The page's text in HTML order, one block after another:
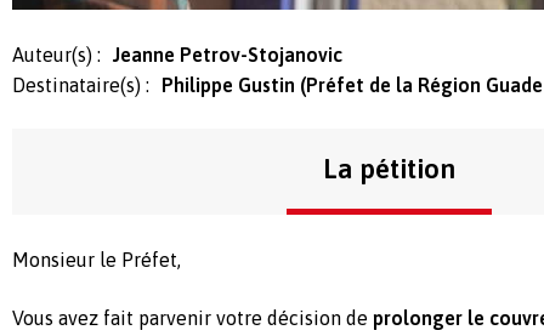
Auteur(s) :
Jeanne Petrov-Stojanovic
Destinataire(s) :
Philippe Gustin (Préfet de la Région
La pétition
Monsieur le Préfet,
Vous avez fait parvenir votre décision de prolonger le